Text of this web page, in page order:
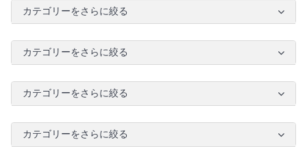
カテゴリーをさらに絞る
カテゴリーをさらに絞る
カテゴリーをさらに絞る
カテゴリーをさらに絞る